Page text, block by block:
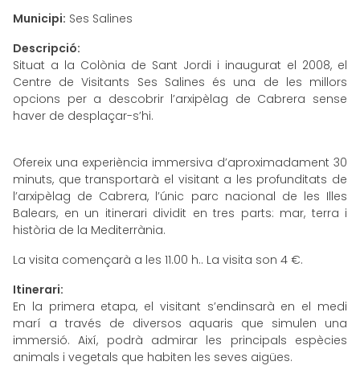
Municipi: Ses Salines
Descripció:
Situat a la Colònia de Sant Jordi i inaugurat el 2008, el
Centre de Visitants Ses Salines és una de les millors
opcions per a descobrir l’arxipèlag de Cabrera sense
haver de desplaçar-s’hi.
Ofereix una experiència immersiva d’aproximadament 30
minuts, que transportarà el visitant a les profunditats de
l’arxipèlag de Cabrera, l’únic parc nacional de les Illes
Balears, en un itinerari dividit en tres parts: mar, terra i
història de la Mediterrània.
La visita començarà a les 11.00 h.. La visita son 4 €.
Itinerari:
En la primera etapa, el visitant s’endinsarà en el medi
marí a través de diversos aquaris que simulen una
immersió. Així, podrà admirar les principals espècies
animals i vegetals que habiten les seves aigües.